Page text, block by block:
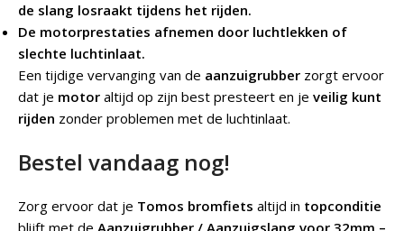
de slang losraakt tijdens het rijden.
De motorprestaties afnemen door luchtlekken of
slechte luchtinlaat.
Een tijdige vervanging van de aanzuigrubber zorgt ervoor
dat je motor altijd op zijn best presteert en je veilig kunt
rijden zonder problemen met de luchtinlaat.
Bestel vandaag nog!
Zorg ervoor dat je Tomos bromfiets altijd in topconditie